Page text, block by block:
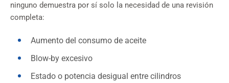
ninguno demuestra por sí solo la necesidad de una revisión
completa:
Aumento del consumo de aceite
Blow-by excesivo
Estado o potencia desigual entre cilindros